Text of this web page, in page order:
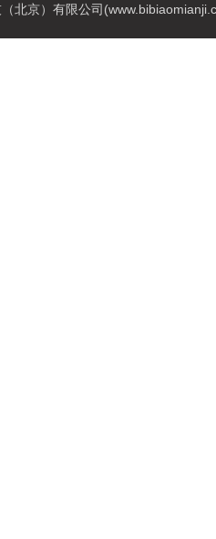
（北京）有限公司